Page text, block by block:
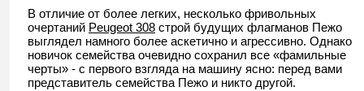
В отличие от более легких, несколько фривольных
очертаний Peugeot 308 строй будущих флагманов Пежо
выглядел намного более аскетично и агрессивно. Однако
новичок семейства очевидно сохранил все «фамильные
черты» - с первого взгляда на машину ясно: перед вами
представитель семейства Пежо и никто другой.